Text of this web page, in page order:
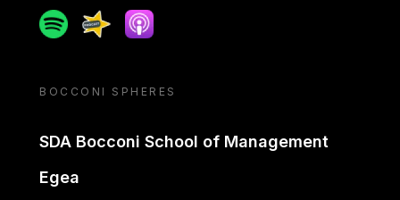
SpotifySpreakerApple podcast
BOCCONI SPHERES
SDA Bocconi School of Management
Egea